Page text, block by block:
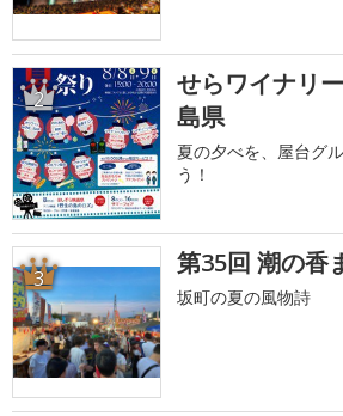
2
せらワイナリ
島県
夏の夕べを、屋台グ
う！
3 第35回 潮の香
坂町の夏の風物詩